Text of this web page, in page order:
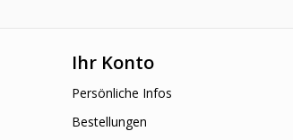
Ihr Konto
Persönliche Infos
Bestellungen